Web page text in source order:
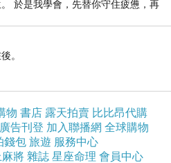
！！
評價
看囉！
↓↓↓
於是我學會，先替你守住疲憊，再
。
物 書店 露天拍賣 比比昂代購
廣告刊登 加入聯播網 全球購物
錢包 旅遊 服務中心
將 雜誌 星座命理 會員中心